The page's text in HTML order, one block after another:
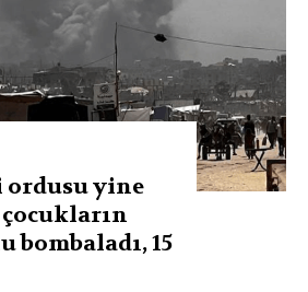
ordusu yine
bombaladı, 15